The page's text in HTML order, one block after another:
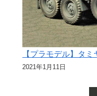
【プラモデル】タ
2021年1月11日